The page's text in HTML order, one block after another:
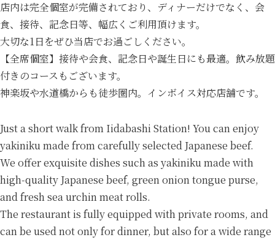
店内は完全個室が完備されており、ディナーだけでなく、会
食、接待、記念日等、幅広くご利用頂けます。
大切な1日をぜひ当店でお過ごしください。
【全席個室】接待や会食、記念日や誕生日にも最適。飲み放題
付きのコースもございます。
神楽坂や水道橋からも徒歩圏内。インボイス対応店舗です。
Just a short walk from Iidabashi Station! You can enjoy
yakiniku made from carefully selected Japanese beef.
We offer exquisite dishes such as yakiniku made with
high-quality Japanese beef, green onion tongue purse,
and fresh sea urchin meat rolls.
The restaurant is fully equipped with private rooms, and
can be used not only for dinner, but also for a wide range